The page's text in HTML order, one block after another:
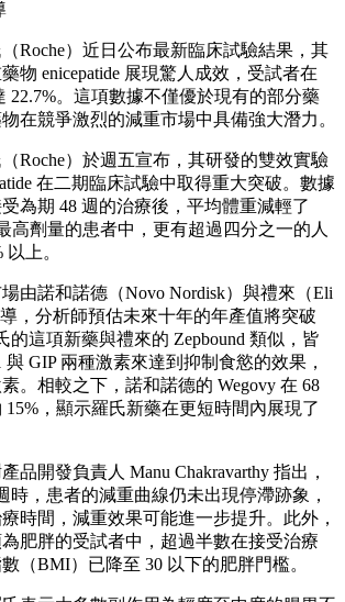
Roche）近日公布最新臨床試驗結果，其
物 enicepatide 展現驚人成效，受試者在
22.7%。這項數據不僅優於現有的部分藥
在競爭激烈的減重市場中具備強大潛力。
Roche）於週五宣布，其研發的雙效實驗
在二期臨床試驗中取得重大突破。數據
為期 48 週的治療後，平均體重減輕了
高劑量的患者中，更有超過四分之一的人
上。
由諾和諾德（Novo Nordisk）與禮來（Eli
，分析師預估未來十年的年產值將突破
的這項新藥與禮來的 Zepbound 類似，皆
GIP 兩種激素來達到抑制食慾的效果，
。相較之下，諾和諾德的 Wegovy 在 68
，顯示羅氏新藥在更短時間內展現了
品開發負責人 Manu Chakravarthy 指出，
時，患者的減重曲線仍未出現停滯跡象，
時間，減重效果可能進一步提升。此外，
肥胖的受試者中，超過半數在接受治療
（BMI）已降至 30 以下的肥胖門檻。